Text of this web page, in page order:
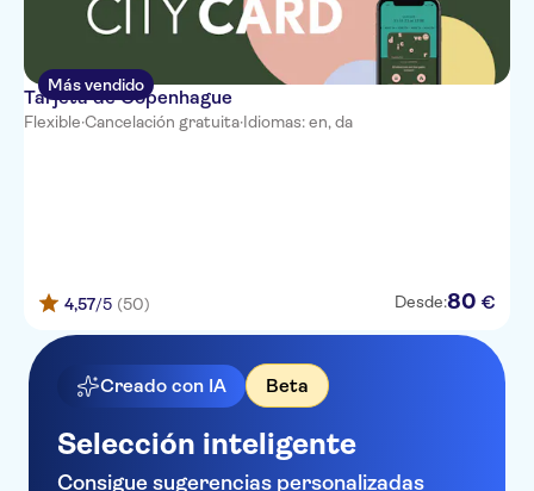
Más vendido
Tarjeta de Copenhague
Flexible·Cancelación gratuita·Idiomas: en, da
4,57/5 (50) Desde:80 €
Creado con IA Beta
Selección inteligente
Consigue sugerencias personalizadas